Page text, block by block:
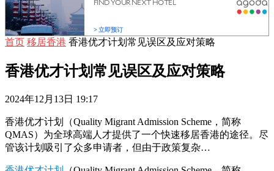
首页 移居香港 香港优才计划常见误区及应对策略
香港优才计划常见误区及应对策略
2024年12月13日 19:17
香港优才计划（Quality Migrant Admission Scheme，简称
QMAS）为全球高端人才提供了一个快速移居香港的途径。尽
管该计划吸引了众多申请者，但由于政策复杂…